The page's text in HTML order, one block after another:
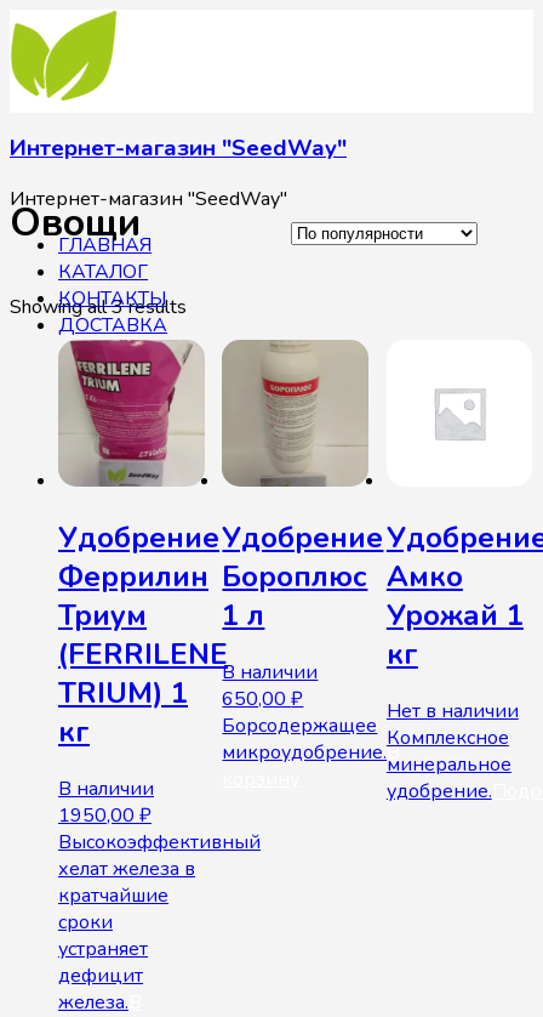
Интернет-магазин "SeedWay"
Интернет-магазин "SeedWay"
ГЛАВНАЯ
КАТАЛОГ
КОНТАКТЫ
ДОСТАВКА
Овощи
Showing all 3 results
Удобрение
Феррилин
Триум
(FERRILENE
TRIUM) 1
кг
В наличии
1950,00 ₽
Высокоэффективный
хелат железа в
кратчайшие
сроки
устраняет
дефицит
железа.
Удобрение
Бороплюс
1 л
В наличии
650,00₽
Борсодержащее
микроудобрение.В
Амко
Урожай 1
кг
Нет в наличии
Комплексное
минеральное
удобрение.